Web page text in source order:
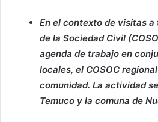
En el contexto de visitas a
de la Sociedad Civil
agenda de trabajo en
locales, el COSOC
comunidad. La actividad
Temuco y la comuna de